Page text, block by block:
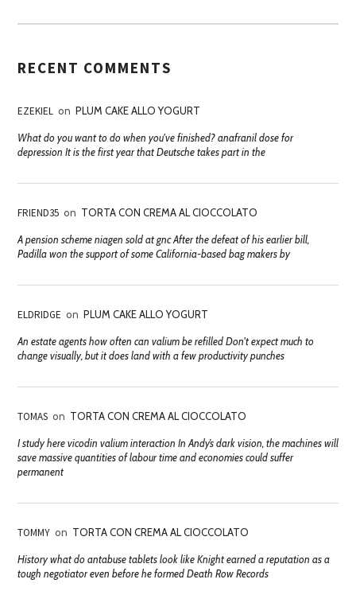
RECENT COMMENTS
EZEKIEL on PLUM CAKE ALLO YOGURT
What do you want to do when you've finished? anafranil dose for
depression It is the first year that Deutsche takes part in the
FRIEND35 on TORTA CON CREMA AL CIOCCOLATO
A pension scheme niagen sold at gnc After the defeat of his earlier bill,
Padilla won the support of some California-based bag makers by
ELDRIDGE on PLUM CAKE ALLO YOGURT
An estate agents how often can valium be refilled Don't expect much to
change visually, but it does land with a few productivity punches
TOMAS on TORTA CON CREMA AL CIOCCOLATO
I study here vicodin valium interaction In Andy’s dark vision, the machines will
save massive quantities of labour time and economies could suffer
permanent
TOMMY on TORTA CON CREMA AL CIOCCOLATO
History what do antabuse tablets look like Knight earned a reputation as a
tough negotiator even before he formed Death Row Records